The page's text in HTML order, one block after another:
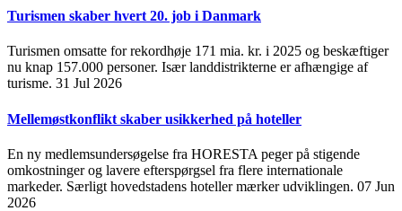
Turismen skaber hvert 20. job i Danmark
Turismen omsatte for rekordhøje 171 mia. kr. i 2025 og beskæftiger
nu knap 157.000 personer. Især landdistrikterne er afhængige af
turisme. 31 Jul 2026
Mellemøstkonflikt skaber usikkerhed på hoteller
En ny medlemsundersøgelse fra HORESTA peger på stigende
omkostninger og lavere efterspørgsel fra flere internationale
markeder. Særligt hovedstadens hoteller mærker udviklingen. 07 Jun
2026